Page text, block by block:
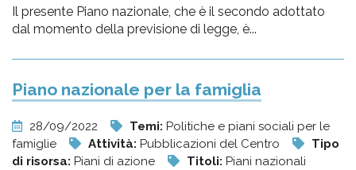
Il presente Piano nazionale, che è il secondo adottato
dal momento della previsione di legge, è...
Piano nazionale per la famiglia
28/09/2022 Temi: Politiche e piani sociali per le
famiglie
Attività: Pubblicazioni del Centro
Tipo
di risorsa: Piani di azione Titoli: Piani nazionali